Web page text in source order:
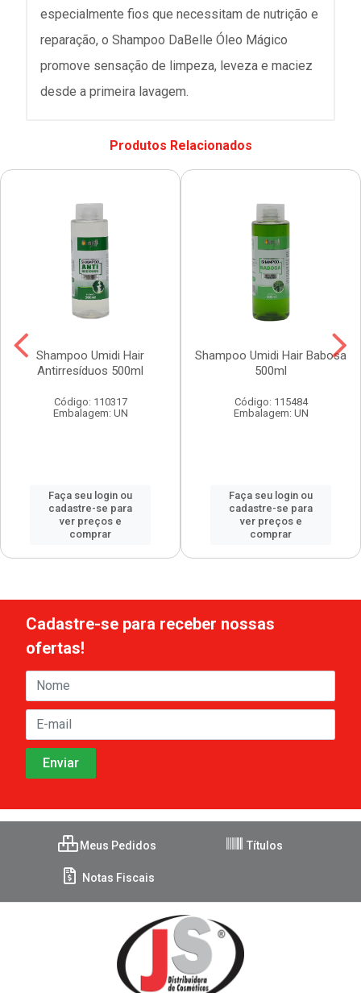
especialmente fios que necessitam de nutrição e
reparação, o Shampoo DaBelle Óleo Mágico
promove sensação de limpeza, leveza e maciez
desde a primeira lavagem.
Produtos Relacionados
Shampoo Umidi Hair
Antirresíduos 500ml
Código: 110317
Embalagem: UN
Faça seu login ou
cadastre-se para
ver preços e
comprar
Shampoo Umidi Hair Babosa
500ml
Código: 115484
Embalagem: UN
Faça seu login ou
cadastre-se para
ver preços e
comprar
Cadastre-se para receber nossas
ofertas!
Meus Pedidos Títulos
Notas Fiscais